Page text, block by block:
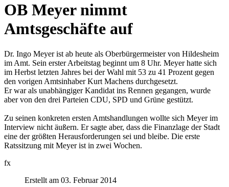
OB Meyer nimmt
Amtsgeschäfte auf
Dr. Ingo Meyer ist ab heute als Oberbürgermeister von Hildesheim
im Amt. Sein erster Arbeitstag beginnt um 8 Uhr. Meyer hatte sich
im Herbst letzten Jahres bei der Wahl mit 53 zu 41 Prozent gegen
den vorigen Amtsinhaber Kurt Machens durchgesetzt.
Er war als unabhängiger Kandidat ins Rennen gegangen, wurde
aber von den drei Parteien CDU, SPD und Grüne gestützt.
Zu seinen konkreten ersten Amtshandlungen wollte sich Meyer im
Interview nicht äußern. Er sagte aber, dass die Finanzlage der Stadt
eine der größten Herausforderungen sei und bleibe. Die erste
Ratssitzung mit Meyer ist in zwei Wochen.
fx
Erstellt am 03. Februar 2014